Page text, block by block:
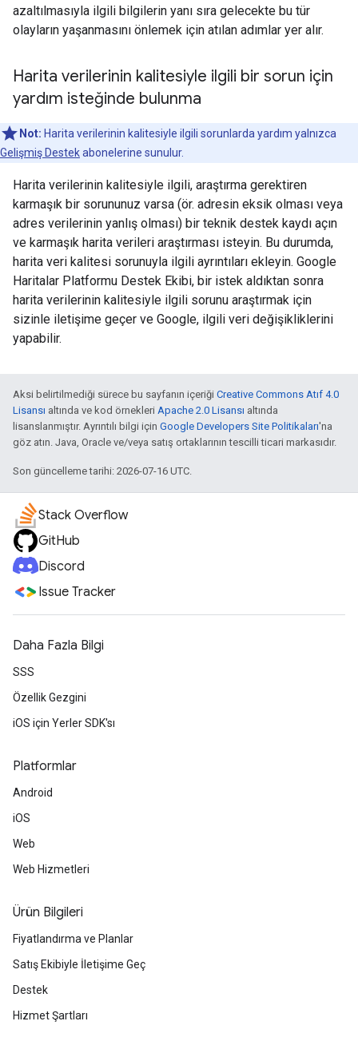
azaltılmasıyla ilgili bilgilerin yanı sıra gelecekte bu tür
olayların yaşanmasını önlemek için atılan adımlar yer alır.
Harita verilerinin kalitesiyle ilgili bir sorun için
yardım isteğinde bulunma
Not: Harita verilerinin kalitesiyle ilgili sorunlarda yardım yalnızca
Gelişmiş Destekabonelerine sunulur.
Harita verilerinin kalitesiyle ilgili, araştırma gerektiren
karmaşık bir sorununuz varsa (ör. adresin eksik olması veya
adres verilerinin yanlış olması) bir teknik destek kaydı açın
ve karmaşık harita verileri araştırması isteyin. Bu durumda,
harita veri kalitesi sorunuyla ilgili ayrıntıları ekleyin. Google
Haritalar Platformu Destek Ekibi, bir istek aldıktan sonra
harita verilerinin kalitesiyle ilgili sorunu araştırmak için
sizinle iletişime geçer ve Google, ilgili veri değişikliklerini
yapabilir.
Aksi belirtilmediği sürece bu sayfanın içeriği Creative Commons Atıf 4.0
Lisansı altında ve kod örnekleri Apache 2.0 Lisansı altında
lisanslanmıştır. Ayrıntılı bilgi için Google Developers Site Politikaları'na
göz atın. Java, Oracle ve/veya satış ortaklarının tescilli ticari markasıdır.
Son güncelleme tarihi: 2026-07-16 UTC.
Stack Overflow
GitHub
Discord
Issue Tracker
Daha Fazla Bilgi
SSS
Özellik Gezgini
iOS için Yerler SDK'sı
Platformlar
Android
iOS
Web
Web Hizmetleri
Ürün Bilgileri
Fiyatlandırma ve Planlar
Satış Ekibiyle İletişime Geç
Destek
Hizmet Şartları